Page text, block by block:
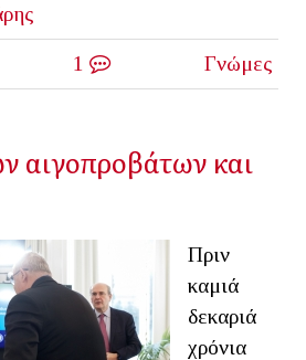
1 Γνώμες
αιγοπροβάτων και
Πριν
καμιά
δεκαριά
χρόνια